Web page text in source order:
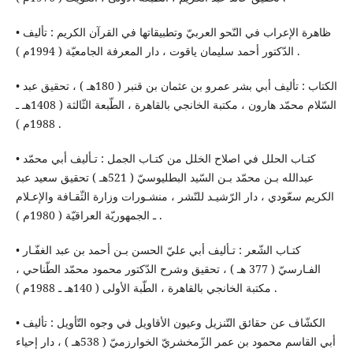
• ظاهرة الإعراب في النّحو العربيّ وتطبيقاتها في القرآن الكريم : تأليف
الدّكتور أحمد سليمان ياقوت ، دار المعرفة الجامعيّة ( 1994م ) .
• الكتاب : تأليف أبي بشر عمرو بن عثمان بن قنبر ( 180هـ ) ، تحقيق عبد
السّلام محمّد هارون ، مكتبة الخانجي بالقاهرة ، الطّبعة الثّالثة ( 1408هـ ـ
1988م ) .
• كتـاب الحلل في اصلاح الخلل من كتـاب الجمل : تـأليف أبي محمّد
عبدالله بـن محمّد بـن السّيد البطليوسيّ ( 521هـ ) تحقيق سعيد عبد
الكريم سعّودي ، دار الرّشيـد للنّشر ، منشـورات وزارة الثّقـافة والإعـلام
ـ الجمهوريّة العراقيّة ( 1980م ) .
• كتـاب الشّعر : تـأليف أبي عليّ الحسن بـن أحمد بن عبد الغفّـار
الفـارسيّ ( 377 هـ ) ، تحقيق وشرح الدّكتور محمود محمّد الطّناحي ،
مكتبة الخانجي بالقاهرة ، الطّبة الأولى ( 140هـ ـ 1988م ) .
• الكشّاف عن حقائق التّنزيل وعيون الأقاويل في وجوه التّأويل : تأليف
أبي القاسم محمود بن عمر الزّمخشريّ الخوارزميّ ( 538هـ ) ، دار إحياء